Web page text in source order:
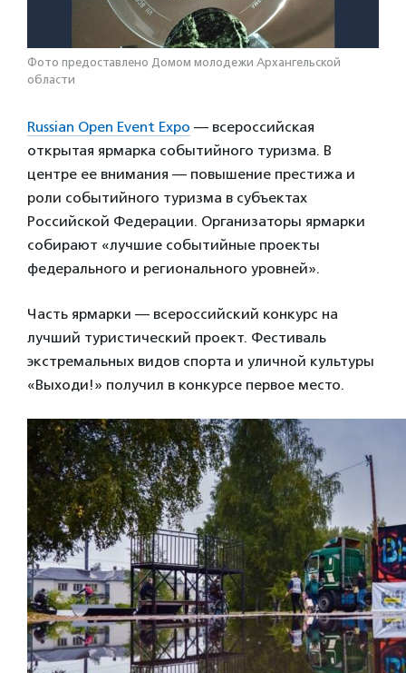
Фото предоставлено Домом молодежи Архангельской
области
Russian Open Event Expo — всероссийская
открытая ярмарка событийного туризма. В
центре ее внимания — повышение престижа и
роли событийного туризма в субъектах
Российской Федерации. Организаторы ярмарки
собирают «лучшие событийные проекты
федерального и регионального уровней».
Часть ярмарки — всероссийский конкурс на
лучший туристический проект. Фестиваль
экстремальных видов спорта и уличной культуры
«Выходи!» получил в конкурсе первое место.